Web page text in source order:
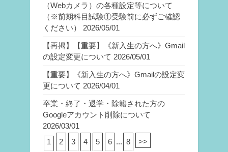
（Webカメラ）の各種設定等について
（※前期科目試験①受験前に必ずご確認
ください）
2026/05/01
【再掲】【重要】《新入生の方へ》Gmail
の設定変更について 2026/05/01
【重要】《新入生の方へ》Gmailの設定変
更について 2026/04/01
卒業・終了・退学・除籍された方の
Googleアカウント削除について
2026/03/01
1
2 3 4 5 6 ... 8 >>